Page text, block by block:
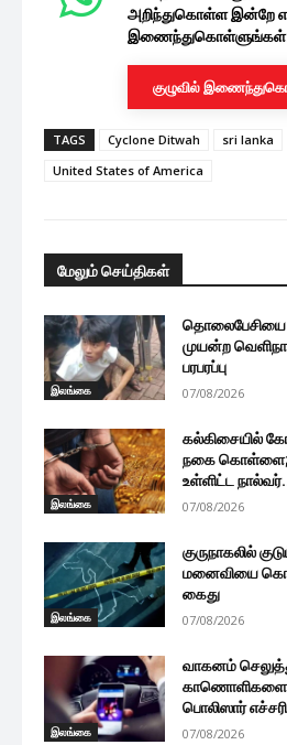
அறிந்துகொள்ள இன்றே
குழுவில்
TAGS Cyclone Ditwah
sri lanka
United States of America
மேலும் செய்திகள்
இலங்கை
தொலைபேசியை
முயன்ற
பரபரப்பு
07/08/2026
இலங்கை
கல்கிசையில்
நகை கொள்ளை;
உள்ளிட்ட
07/08/2026
இலங்கை
குருநாகலில்
மனைவியை
கைது
07/08/2026
இலங்கை
வாகனம்
காணொளிகளை
பொலிஸார்
07/08/2026